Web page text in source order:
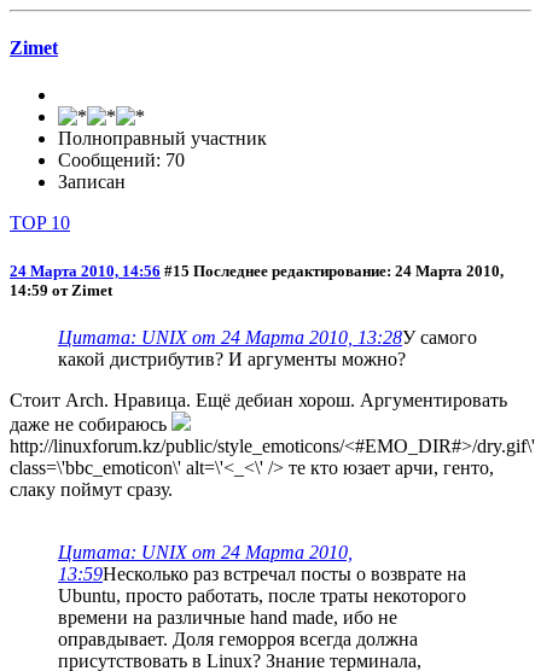
Zimet
Полноправный участник
Сообщений: 70
Записан
TOP 10
24 Марта 2010, 14:56 #15 Последнее редактирование: 24 Марта 2010,
14:59 от Zimet
Цитата: UNIX от 24 Марта 2010, 13:28У самого
какой дистрибутив? И аргументы можно?
Стоит Arch. Нравица. Ещё дебиан хорош. Аргументировать
даже не собираюсь
http://linuxforum.kz/public/style_emoticons/<#EMO_DIR#>/dry.gif\'
class=\'bbc_emoticon\' alt=\'<_<\' /> те кто юзает арчи, генто,
слаку поймут сразу.
Цитата: UNIX от 24 Марта 2010,
13:59Несколько раз встречал посты о возврате на
Ubuntu, просто работать, после траты некоторого
времени на различные hand made, ибо не
оправдывает. Доля геморроя всегда должна
присутствовать в Linux? Знание терминала,